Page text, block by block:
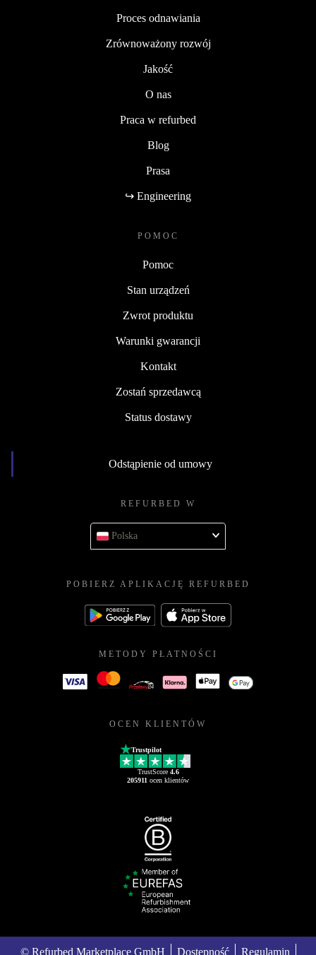
Proces odnawiania
Zrównoważony rozwój
Jakość
O nas
Praca w refurbed
Blog
Prasa
↪ Engineering
POMOC
Pomoc
Stan urządzeń
Zwrot produktu
Warunki gwarancji
Kontakt
Zostań sprzedawcą
Status dostawy
Odstąpienie od umowy
REFURBED W
Polska
POBIERZ APLIKACJĘ REFURBED
METODY PŁATNOŚCI
OCEN KLIENTÓW
Trustpilot
TrustScore 4.6
205911 ocen klientów
© Refurbed Marketplace GmbH Dostępność Regulamin